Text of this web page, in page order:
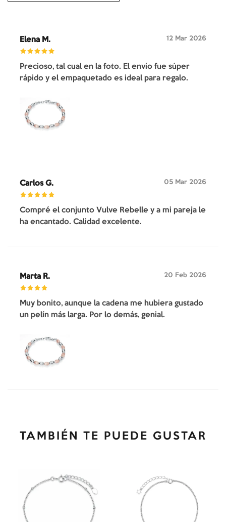
Elena M. 12 Mar 2026
Precioso, tal cual en la foto. El envío fue súper
rápido y el empaquetado es ideal para regalo.
Carlos G. 05 Mar 2026
Compré el conjunto Vulve Rebelle y a mi pareja le
ha encantado. Calidad excelente.
Marta R. 20 Feb 2026
Muy bonito, aunque la cadena me hubiera gustado
un pelín más larga. Por lo demás, genial.
TAMBIÉN TE PUEDE GUSTAR